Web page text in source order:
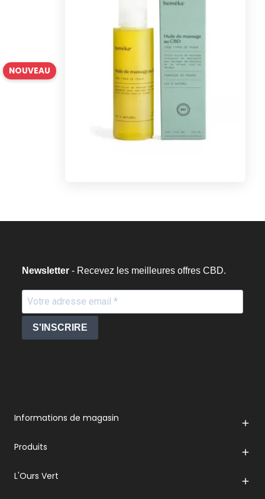
NOUVEAU
Newsletter - Recevez les meilleures offres CBD.
S'INSCRIRE
Informations de magasin 
Produits 
L'Ours Vert 